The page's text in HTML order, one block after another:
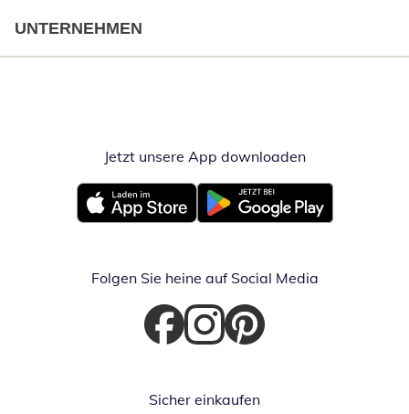
UNTERNEHMEN
Jetzt unsere App downloadenÖffnet in
Öffnet in neuem FensterÖffnet in neuem Fenster
Folgen Sie heine auf Social Media
Öffnet in neuem Fenster
Öffnet in neuem Fenster
Öffnet in neuem Fenster
Sicher einkaufen